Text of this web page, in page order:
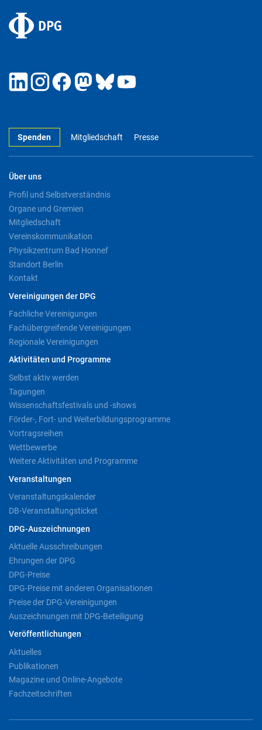
Spenden Mitgliedschaft Presse
Über uns
Profil und Selbstverständnis
Organe und Gremien
Mitgliedschaft
Vereinskommunikation
Physikzentrum Bad Honnef
Standort Berlin
Kontakt
Vereinigungen der DPG
Fachliche Vereinigungen
Fachübergreifende Vereinigungen
Regionale Vereinigungen
Aktivitäten und Programme
Selbst aktiv werden
Tagungen
Wissenschaftsfestivals und -shows
Förder-, Fort- und Weiterbildungsprogramme
Vortragsreihen
Wettbewerbe
Weitere Aktivitäten und Programme
Veranstaltungen
Veranstaltungskalender
DB-Veranstaltungsticket
DPG-Auszeichnungen
Aktuelle Ausschreibungen
Ehrungen der DPG
DPG-Preise
DPG-Preise mit anderen Organisationen
Preise der DPG-Vereinigungen
Auszeichnungen mit DPG-Beteiligung
Veröffentlichungen
Aktuelles
Publikationen
Magazine und Online-Angebote
Fachzeitschriften